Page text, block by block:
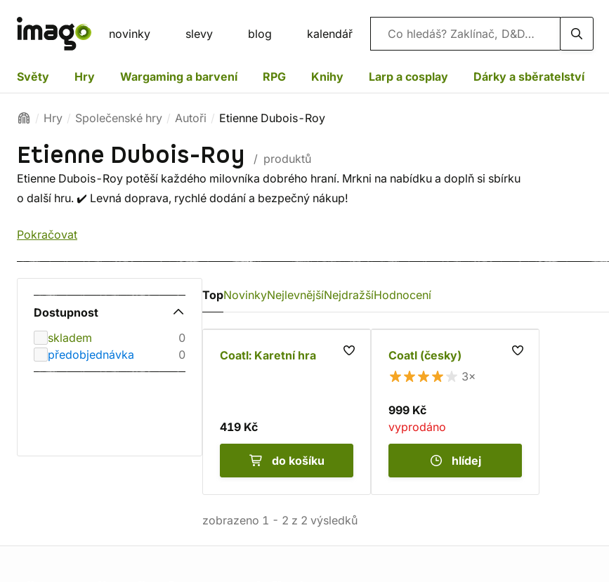
novinky slevy blog kalendář Vyhledávání
Světy Hry Wargaming a barvení RPG Knihy Larp a cosplay Dárky a sběratelství
Hry Společenské hry Autoři Etienne Dubois-Roy
Etienne Dubois-Roy
/ produktů
Etienne Dubois-Roy potěší každého milovníka dobrého hraní. Mrkni na nabídku a doplň si sbírku
o další hru. ✔️ Levná doprava, rychlé dodání a bezpečný nákup!
Pokračovat
Dostupnost
skladem
0
předobjednávka
0
TopNovinkyNejlevnějšíNejdražšíHodnocení
Coatl: Karetní hra
419 Kč
do košíku
Coatl (česky)
3×
999 Kč
vyprodáno
hlídej
zobrazeno 1 - 2 z 2 výsledků